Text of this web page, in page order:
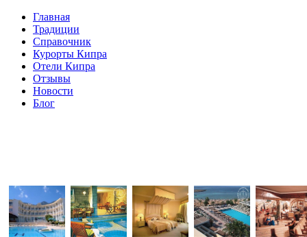
Главная
Традиции
Справочник
Курорты Кипра
Отели Кипра
Отзывы
Новости
Блог